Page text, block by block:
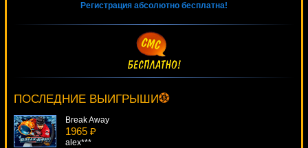
Регистрация абсолютно бесплатна!
ПОСЛЕДНИЕ ВЫИГРЫШИ
lucky***
Break Away
1965 ₽
alex***